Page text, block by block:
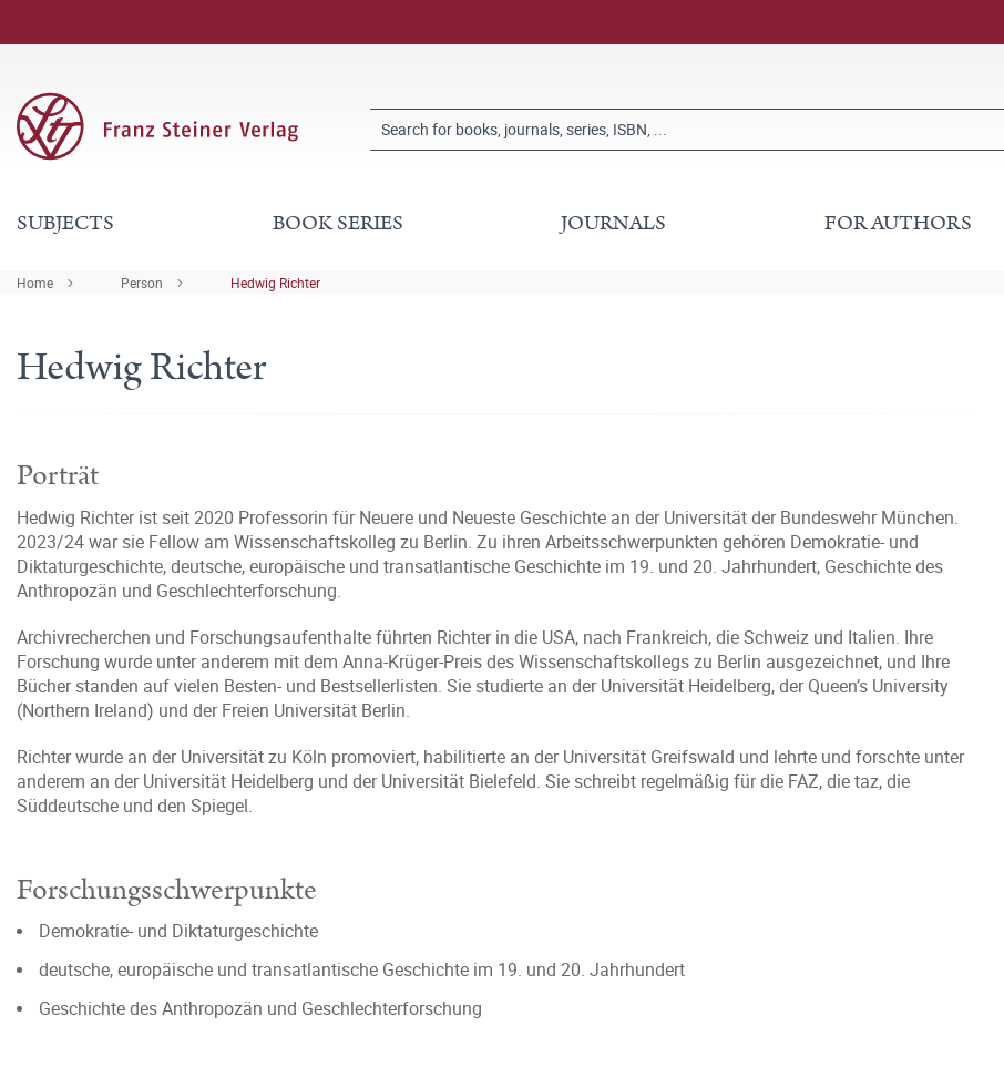
SUBJECTS BOOK SERIES JOURNALS FOR AUTHORS
Home Person Hedwig Richter
Hedwig Richter
Porträt
Hedwig Richter ist seit 2020 Professorin für Neuere und Neueste Geschichte an der Universität der Bundeswehr München.
2023/24 war sie Fellow am Wissenschaftskolleg zu Berlin. Zu ihren Arbeitsschwerpunkten gehören Demokratie- und
Diktaturgeschichte, deutsche, europäische und transatlantische Geschichte im 19. und 20. Jahrhundert, Geschichte des
Anthropozän und Geschlechterforschung.
Archivrecherchen und Forschungsaufenthalte führten Richter in die USA, nach Frankreich, die Schweiz und Italien. Ihre
Forschung wurde unter anderem mit dem Anna-Krüger-Preis des Wissenschaftskollegs zu Berlin ausgezeichnet, und Ihre
Bücher standen auf vielen Besten- und Bestsellerlisten. Sie studierte an der Universität Heidelberg, der Queen’s University
(Northern Ireland) und der Freien Universität Berlin.
Richter wurde an der Universität zu Köln promoviert, habilitierte an der Universität Greifswald und lehrte und forschte unter
anderem an der Universität Heidelberg und der Universität Bielefeld. Sie schreibt regelmäßig für die FAZ, die taz, die
Süddeutsche und den Spiegel.
Forschungsschwerpunkte
Demokratie- und Diktaturgeschichte
deutsche, europäische und transatlantische Geschichte im 19. und 20. Jahrhundert
Geschichte des Anthropozän und Geschlechterforschung